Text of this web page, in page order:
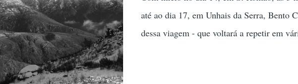
até ao dia 17, em Unhais da Serra, Bento
dessa viagem - que voltará a repetir em